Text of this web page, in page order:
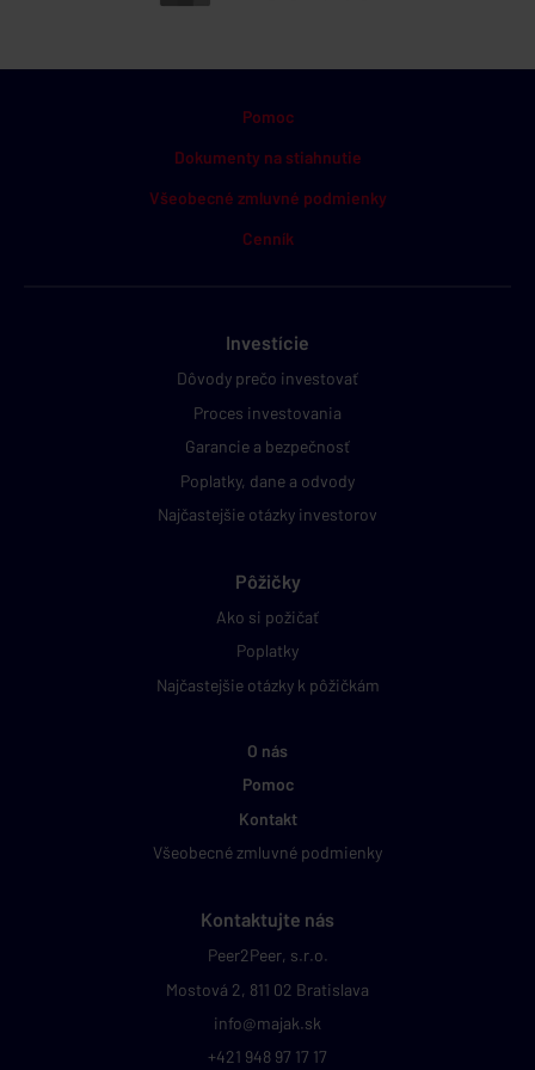
Pomoc
Dokumenty na stiahnutie
Všeobecné zmluvné podmienky
Cenník
Investície
Dôvody prečo investovať
Proces investovania
Garancie a bezpečnosť
Poplatky, dane a odvody
Najčastejšie otázky investorov
Pôžičky
Ako si požičať
Poplatky
Najčastejšie otázky k pôžičkám
O nás
Pomoc
Kontakt
Všeobecné zmluvné podmienky
Kontaktujte nás
Peer2Peer, s.r.o.
Mostová 2, 811 02 Bratislava
info@majak.sk
+421 948 97 17 17